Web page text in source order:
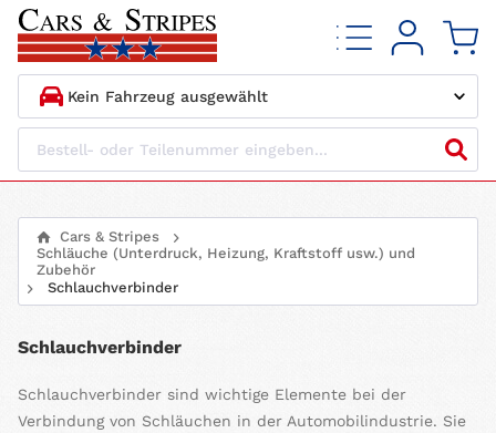
1. HERSTELLER
3. BAUJAHR
Cars & Stripes
Schläuche (Unterdruck, Heizung, Kraftstoff usw.) und
Zubehör
Schlauchverbinder
Schlauchverbinder
Schlauchverbinder sind wichtige Elemente bei der
Verbindung von Schläuchen in der Automobilindustrie. Sie